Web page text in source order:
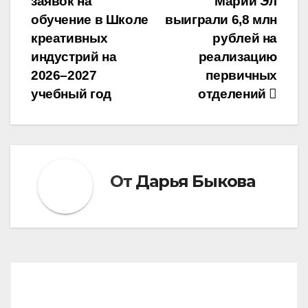
записям
выиграли 6,8 млн
рублей на
реализацию
первичных
отделений
обучение в Школе
креативных
индустрий на
2026–2027
учебный год
От Дарья Быкова